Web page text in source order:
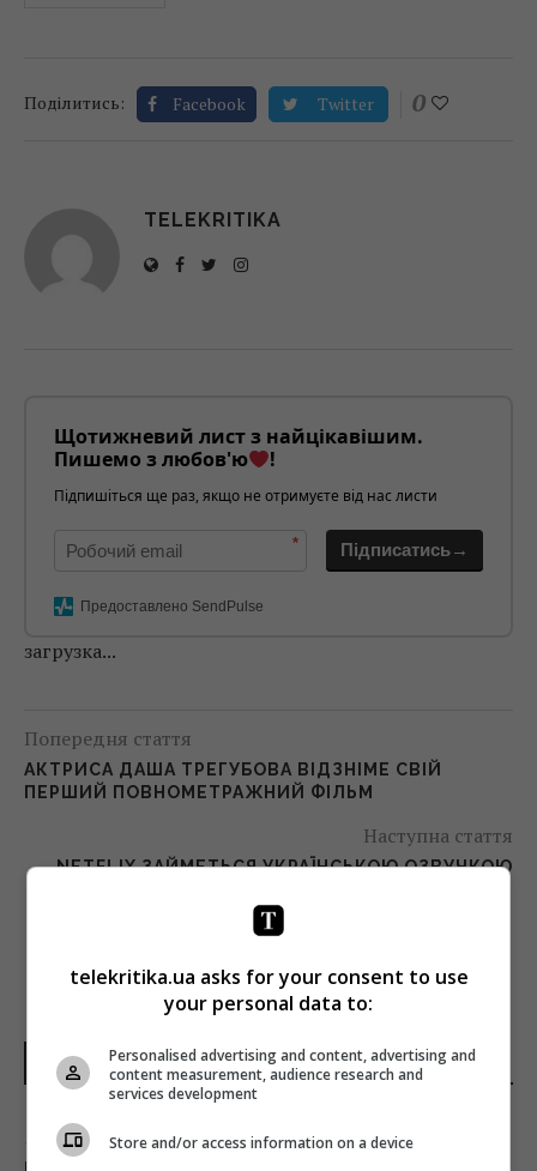
Поділитись: Facebook Twitter 0
TELEKRITIKA
Щотижневий лист з найцікавішим.
Пишемо з любов'ю
!
Підпишіться ще раз, якщо не отримуєте від нас листи
* Підписатись→
Предоставлено SendPulse
загрузка...
Попередня стаття
АКТРИСА ДАША ТРЕГУБОВА ВІДЗНІМЕ СВІЙ
ПЕРШИЙ ПОВНОМЕТРАЖНИЙ ФІЛЬМ
Наступна стаття
NETFLIX ЗАЙМЕТЬСЯ УКРАЇНСЬКОЮ ОЗВУЧКОЮ
НОВИНИ УКРАЇНИ І СВІТУ
Як вибратися з багнюки на автомобілі:
названо простий предмет у салоні, що
telekritika.ua asks for your consent to use
your personal data to:
Personalised advertising and content, advertising and
content measurement, audience research and
services development
Store and/or access information on a device